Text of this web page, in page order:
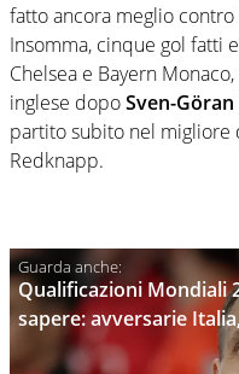
fatto ancora meglio contro
Insomma, cinque gol fatti
Chelsea e Bayern
inglese dopoSven-
partito subito nel migliore
Redknapp.
Qualificazioni Mondiali
sapere: avversarie